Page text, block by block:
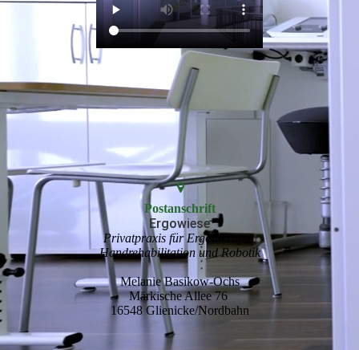
Postanschrift
Ergowiese
Privatpraxis für Ergotherapie,
Handrehabilitation und Robotik
Melanie Basikow-Ochs
Märkische Allee 76
16548 Glienicke/Nordbahn